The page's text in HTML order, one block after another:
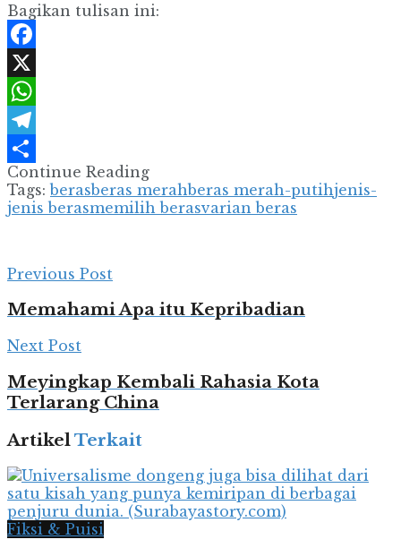
Bagikan tulisan ini:
Facebook
X
WhatsApp
Telegram
Share
Continue Reading
Tags: berasberas merahberas merah-putihjenis-
jenis berasmemilih berasvarian beras
Previous Post
Memahami Apa itu Kepribadian
Next Post
Meyingkap Kembali Rahasia Kota
Terlarang China
Artikel Terkait
Fiksi & Puisi